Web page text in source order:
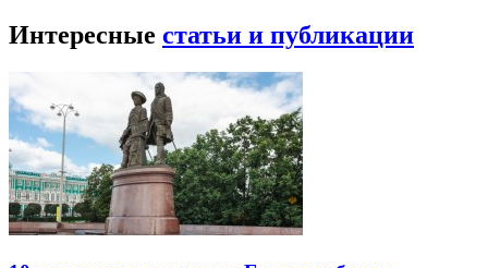
Интересные статьи и публикации